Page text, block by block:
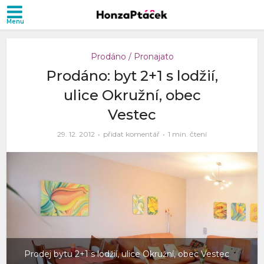
Prodáno / Pronajato
Prodáno: byt 2+1 s lodžií,
ulice Okružní, obec
Vestec
29. 12. 2012 přidat komentář 1 min. čtení
Prodej bytu 2+1 s lodžií, ulice Okružní, obec Vestec